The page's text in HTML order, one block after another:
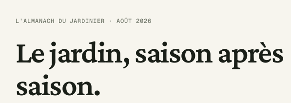
L’ALMANACH DU JARDINIER · AOÛT 2026
Le jardin, saison après
saison.